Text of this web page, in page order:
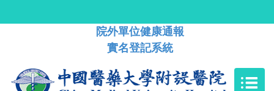
院外單位健康通報
實名登記系統